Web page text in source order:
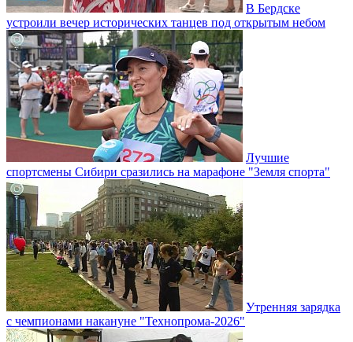
В Бердске
устроили вечер исторических танцев под открытым небом
Лучшие
спортсмены Сибири сразились на марафоне "Земля спорта"
Утренняя зарядка
с чемпионами накануне "Технопрома-2026"